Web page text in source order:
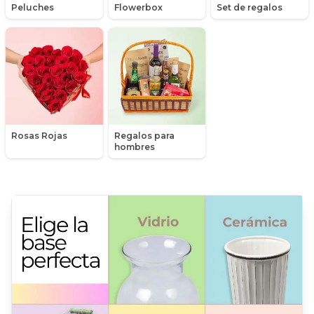
Peluches Flowerbox Set de regalos
Rosas Rojas
Regalos para
hombres
Hortensias (Hydrangea)
Liliums
Lisianthus
Maules
Mensajes
Nacimientos
Nacimientos de niñas
Peluches